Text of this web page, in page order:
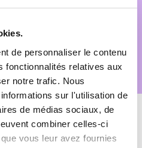
de personnaliser le contenu
fonctionnalités relatives aux
notre trafic. Nous
sur l'utilisation de
de médias sociaux, de
combiner celles-ci
vous leur avez fournies
en adressant votre demande